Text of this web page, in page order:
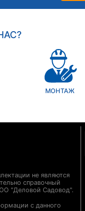
МОНТАЖ
не являются
справочный
"Деловой Садовод".
с данного